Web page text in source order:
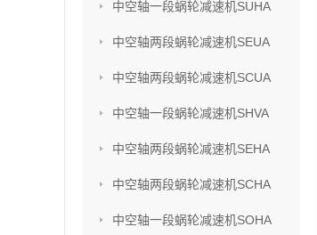
中空轴一段蜗轮减速机SUHA
中空轴两段蜗轮减速机SEUA
中空轴两段蜗轮减速机SCUA
中空轴一段蜗轮减速机SHVA
中空轴两段蜗轮减速机SEHA
中空轴两段蜗轮减速机SCHA
中空轴一段蜗轮减速机SOHA